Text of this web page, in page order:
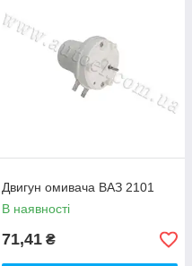
Двигун омивача ВАЗ 2101
В наявності
71,41 ₴